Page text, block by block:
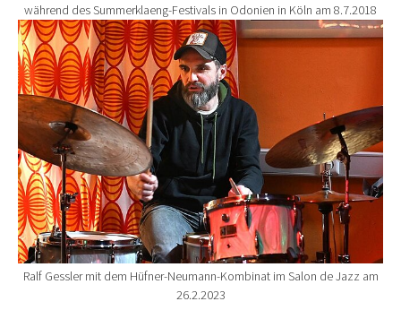
während des Summerklaeng-Festivals in Odonien in Köln am 8.7.2018
Show larger version for:
Ralf Gessler mit dem Hüfner-Neumann-Kombinat im Salon de Jazz am
26.2.2023